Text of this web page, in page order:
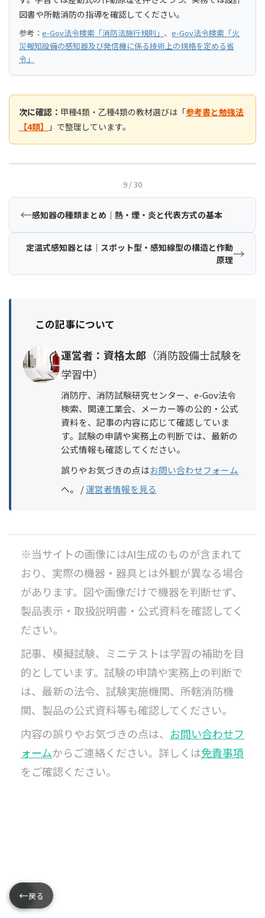
図書や所轄消防の指導を確認してください。
参考： e-Gov法令検索「消防法施行規則」 、 e-Gov法令検索「火
災報知設備の感知器及び発信機に係る技術上の規格を定める省
令」
次に確認： 甲種4類・乙種4類の教材選びは「参考書と勉強法
【4類】
」で整理しています。
9 / 30
←感知器の種類まとめ｜熱・煙・炎と代表方式の基本
定温式感知器とは｜スポット型・感知線型の構造と作動
原理→
この記事について
運営者：資格太郎 （消防設備士試験を
学習中）
消防庁、消防試験研究センター、e-Gov法令
検索、関連工業会、メーカー等の公的・公式
資料を、記事の内容に応じて確認していま
す。試験の申請や実務上の判断では、最新の
公式情報も確認してください。
誤りやお気づきの点はお問い合わせフォーム
へ。 /運営者情報を見る
※当サイトの画像にはAI生成のものが含まれて
おり、実際の機器・器具とは外観が異なる場合
があります。図や画像だけで機器を判断せず、
製品表示・取扱説明書・公式資料を確認してく
ださい。
記事、模擬試験、ミニテストは学習の補助を目
的としています。試験の申請や実務上の判断で
は、最新の法令、試験実施機関、所轄消防機
関、製品の公式資料等も確認してください。
内容の誤りやお気づきの点は、 お問い合わせフ
ォームからご連絡ください。詳しくは免責事項
をご確認ください。
←戻る
←